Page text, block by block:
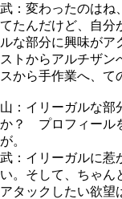
武：変わったのはね
てたんだけど、自分
ルな部分に興味がア
ストからアルチザン
スから手作業へ、て
山：イリーガルな部
か？ プロフィール
が。
武：イリーガルに惹
い。そして、ちゃん
アタックしたい欲望